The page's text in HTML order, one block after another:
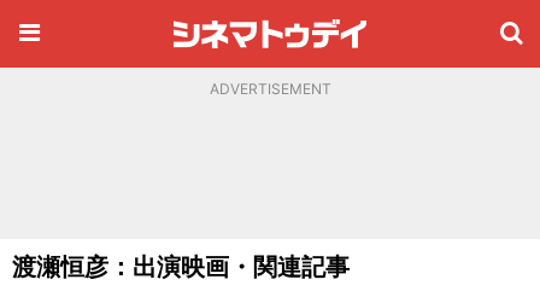
ADVERTISEMENT
渡瀬恒彦：出演映画・関連記事